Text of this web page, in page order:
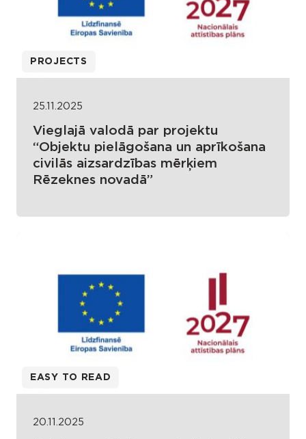
PROJECTS
25.11.2025
Vieglajā valodā par projektu
“Objektu pielāgošana un aprīkošana
civilās aizsardzības mērķiem
Rēzeknes novadā”
EASY TO READ
20.11.2025